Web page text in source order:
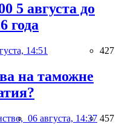
5 августа до
года
14:51 427
на таможне
06 августа, 14:37 457